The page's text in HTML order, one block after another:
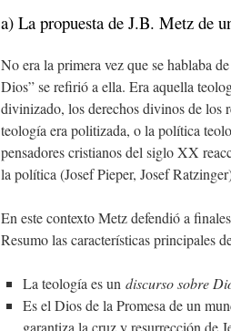
a) La propuesta de J.B. Metz de
No era la primera vez que se hablaba
Dios” se refirió a ella. Era aquella
divinizado, los derechos divinos de los
teología era politizada, o la política
pensadores cristianos del siglo XX
la política (Josef Pieper, Josef
En este contexto Metz defendió a
Resumo las características principales
La teología es un discurso sobre
Es el Dios de la Promesa de un